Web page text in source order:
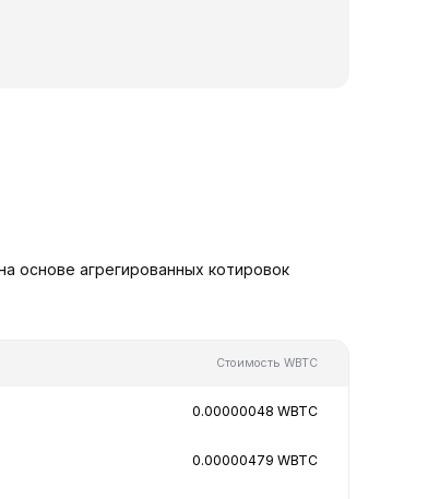
основе агрегированных котировок
Стоимость WBTC
0.00000048 WBTC
0.00000479 WBTC